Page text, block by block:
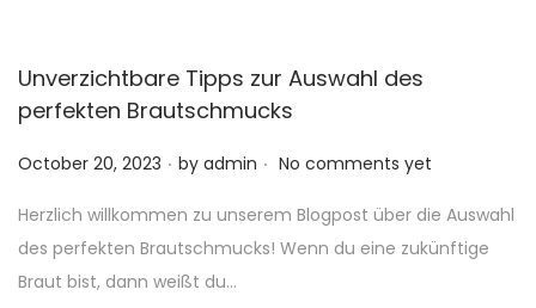
Unverzichtbare Tipps zur Auswahl des
perfekten Brautschmucks
P
s
t
e
October 20, 2023 . by admin . No comments yet
Herzlich willkommen zu unserem Blogpost über die Auswahl
des perfekten Brautschmucks! Wenn du eine zukünftige
Braut bist, dann weißt du…